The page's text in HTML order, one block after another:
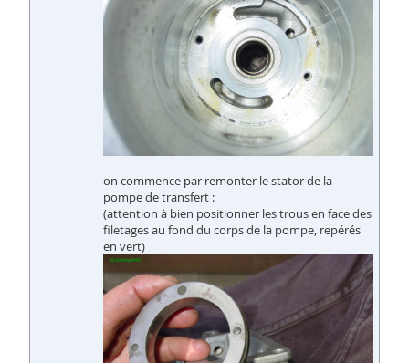
on commence par remonter le stator de la
pompe de transfert :
(attention à bien positionner les trous en face des
filetages au fond du corps de la pompe, repérés
en vert)